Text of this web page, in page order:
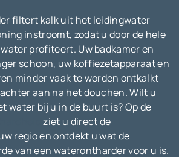
filtert kalk uit het leidingwater
instroomt, zodat u door de hele
profiteert. Uw badkamer en
schoon, uw koffiezetapparaat en
minder vaak te worden ontkalkt
aan na het douchen. Wilt u
water bij u in de buurt is? Op de
ziet u direct de
regio en ontdekt u wat de
van een waterontharder voor u is.